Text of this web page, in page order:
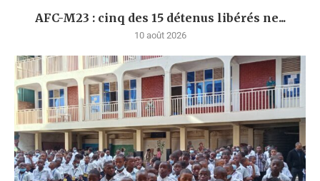
AFC-M23 : cinq des 15 détenus libérés ne...
10 août 2026